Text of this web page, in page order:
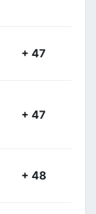
+ 47
+ 47
+ 48